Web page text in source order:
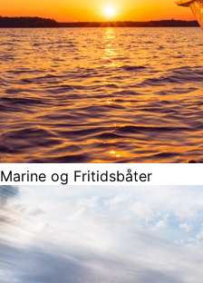
Marine og Fritidsbåter